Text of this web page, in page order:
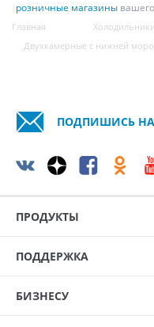
розничные магазины
Главная
Холодильники
Двухкамерные с нижней
ПОДПИШИСЬ
ПРОДУКТЫ
ПОДДЕРЖКА
БИЗНЕСУ